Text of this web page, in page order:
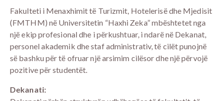
Fakulteti i Menaxhimit të Turizmit, Hotelerisë dhe Mjedisit
(FMTHM) në Universitetin “Haxhi Zeka” mbështetet nga
një ekip profesional dhe i përkushtuar, i ndarë në Dekanat,
personel akademik dhe staf administrativ, të cilët punojnë
së bashku për të ofruar një arsimim cilësor dhe një përvojë
pozitive për studentët.
Dekanati: